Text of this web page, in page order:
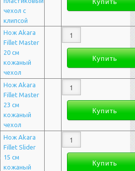
чехол с
клипсой
Нож Akara
Fillet Master
20 см
кожаный
чехол
Нож Akara
Fillet Master
23 см
кожаный
чехол
Нож Akara
Fillet Slider
15 см
кожаный